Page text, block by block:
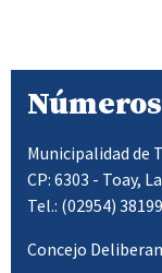
Municipalidad de
CP: 6303 - Toay,
Tel.: (02954)
Concejo